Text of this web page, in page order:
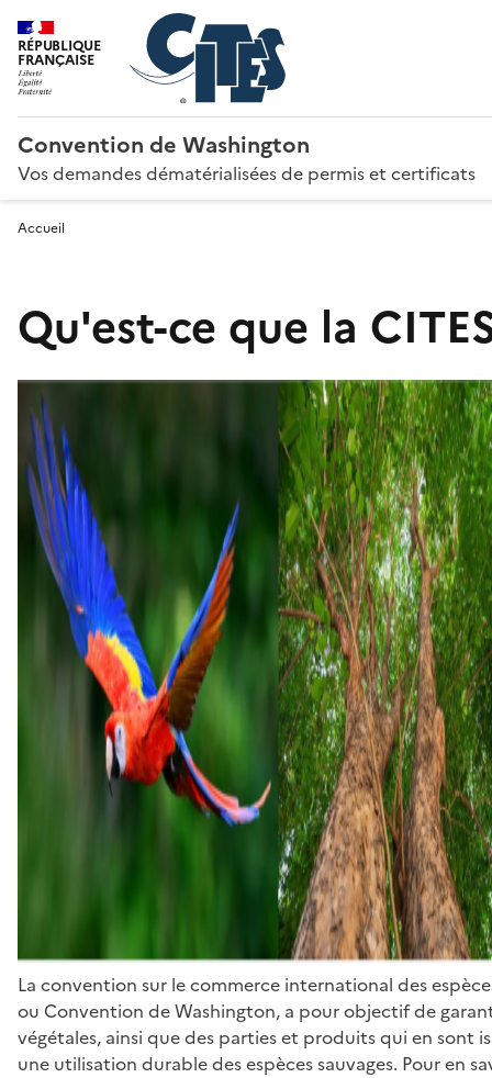
RÉPUBLIQUE
FRANÇAISE
Convention de Washington
Vos demandes dématérialisées de permis et certificats
Accueil
Qu'est-ce que la
La convention sur le commerce international des
ou Convention de Washington, a pour objectif de
végétales, ainsi que des parties et produits qui en sont
une utilisation durable des espèces sauvages. Pour en